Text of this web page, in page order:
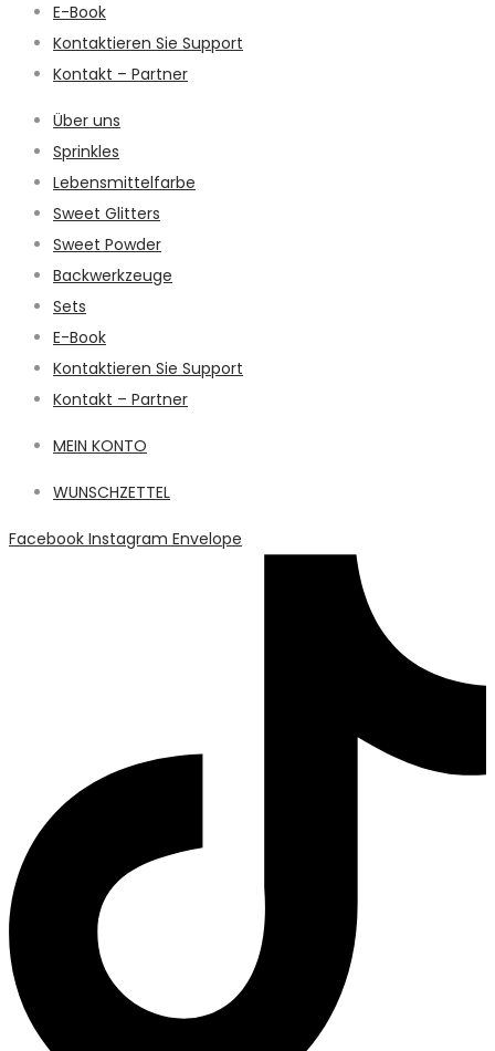
E-Book
Kontaktieren Sie Support
Kontakt – Partner
Über uns
Sprinkles
Lebensmittelfarbe
Sweet Glitters
Sweet Powder
Backwerkzeuge
Sets
E-Book
Kontaktieren Sie Support
Kontakt – Partner
MEIN KONTO
WUNSCHZETTEL
Facebook Instagram Envelope